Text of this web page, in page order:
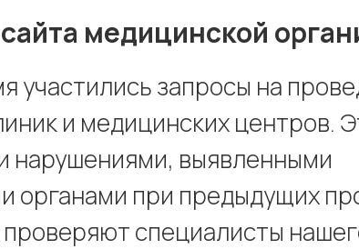
медицинской
участились запросы на
и медицинских центров.
нарушениями, выявленными
органами при предыдущих
специалисты